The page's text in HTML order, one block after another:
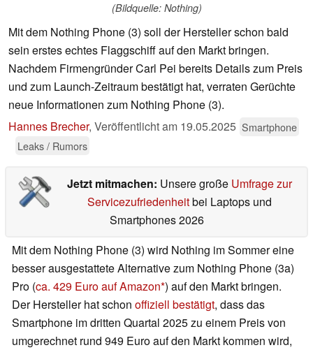
(Bildquelle: Nothing)
Mit dem Nothing Phone (3) soll der Hersteller schon bald
sein erstes echtes Flaggschiff auf den Markt bringen.
Nachdem Firmengründer Carl Pei bereits Details zum Preis
und zum Launch-Zeitraum bestätigt hat, verraten Gerüchte
neue Informationen zum Nothing Phone (3).
Hannes Brecher, Veröffentlicht am 19.05.2025 Smartphone
Leaks / Rumors
Jetzt mitmachen: Unsere große Umfrage zur
Servicezufriedenheitbei Laptops und
Smartphones 2026
Mit dem Nothing Phone (3) wird Nothing im Sommer eine
besser ausgestattete Alternative zum Nothing Phone (3a)
Pro (ca. 429 Euro auf Amazon ) auf den Markt bringen.
Der Hersteller hat schon offiziell bestätigt, dass das
Smartphone im dritten Quartal 2025 zu einem Preis von
umgerechnet rund 949 Euro auf den Markt kommen wird,